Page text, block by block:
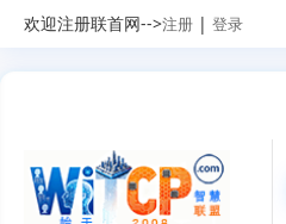
欢迎注册联首网-->注册 | 登录